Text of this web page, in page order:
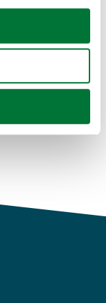
geográfica
activamente
(huellas
procesan sus
web con
y análisis